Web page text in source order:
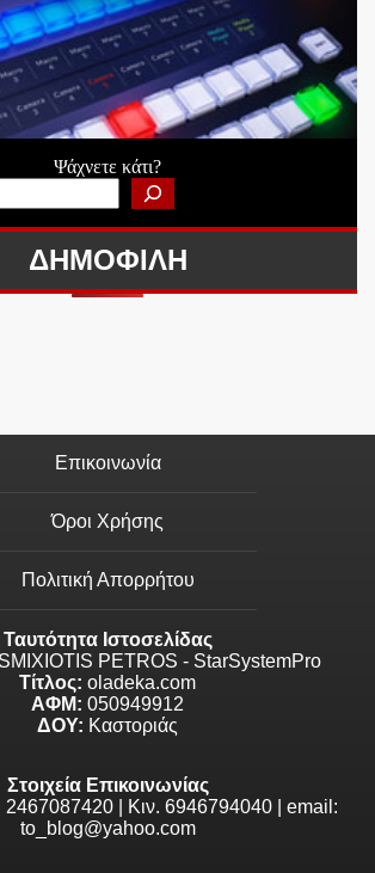
Ψάχνετε κάτι?
ΔΗΜΟΦΙΛΗ
Επικοινωνία
Όροι Χρήσης
Πολιτική Απορρήτου
Ταυτότητα Ιστοσελίδας
PETROS - StarSystemPro
Τίτλος: oladeka.com
ΑΦΜ: 050949912
ΔΟΥ: Καστοριάς
Στοιχεία Επικοινωνίας
2467087420 | Κιν. 6946794040 | email:
to_blog@yahoo.com